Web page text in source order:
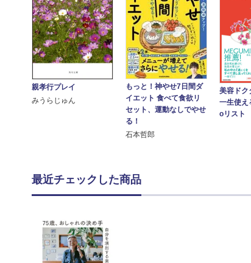
親孝行プレイ
みうらじゅん
もっと！神やせ7日間ダ
イエット 食べて食欲リ
セット、運動なしでやせ
る！
石本哲郎
美容ドク
一生使え
oリスト
最近チェックした商品